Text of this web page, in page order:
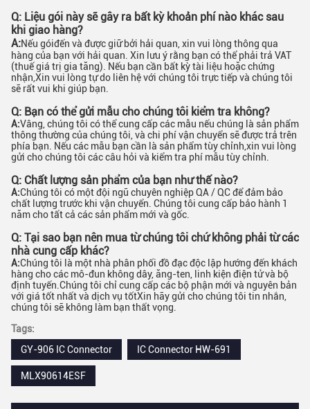
Q: Liệu gói này sẽ gây ra bất kỳ khoản phí nào khác sau
khi giao hàng?
A:Nếu góiđến và được giữ bởi hải quan, xin vui lòng thông qua
hàng của bạn với hải quan. Xin lưu ý rằng bạn có thể phải trả VAT
(thuế giá trị gia tăng). Nếu bạn cần bất kỳ tài liệu hoặc chứng
nhận,Xin vui lòng tự do liên hệ với chúng tôi trực tiếp và chúng tôi
sẽ rất vui khi giúp bạn.
Q: Bạn có thể gửi mẫu cho chúng tôi kiểm tra không?
A:Vâng, chúng tôi có thể cung cấp các mẫu nếu chúng là sản phẩm
thông thường của chúng tôi, và chi phí vận chuyển sẽ được trả trên
phía bạn. Nếu các mẫu bạn cần là sản phẩm tùy chỉnh,xin vui lòng
gửi cho chúng tôi các câu hỏi và kiểm tra phí mẫu tùy chỉnh.
Q: Chất lượng sản phẩm của bạn như thế nào?
A:Chúng tôi có một đội ngũ chuyên nghiệp QA / QC để đảm bảo
chất lượng trước khi vận chuyển. Chúng tôi cung cấp bảo hành 1
năm cho tất cả các sản phẩm mới và gốc.
Q: Tại sao bạn nên mua từ chúng tôi chứ không phải từ các
nhà cung cấp khác?
A:Chúng tôi là một nhà phân phối đồ đạc độc lập hướng đến khách
hàng cho các mô-đun không dây, ăng-ten, linh kiện điện tử và bộ
định tuyến.Chúng tôi chỉ cung cấp các bộ phận mới và nguyên bản
với giá tốt nhất và dịch vụ tốtXin hãy gửi cho chúng tôi tin nhắn,
chúng tôi sẽ không làm bạn thất vọng.
Tags:
GY-906 IC Connector
IC Connector HW-691
MLX90614ESF